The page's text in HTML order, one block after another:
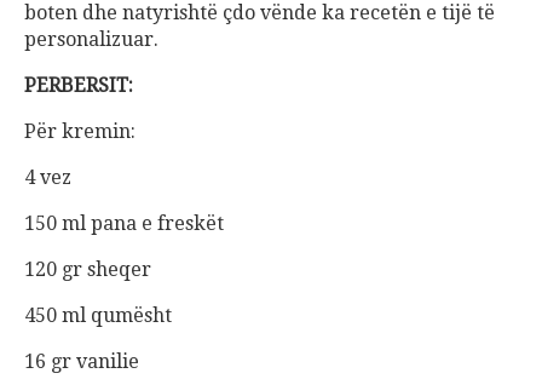
boten dhe natyrishtë çdo vënde ka recetën e tijë të
personalizuar.
PERBERSIT:
Për kremin:
4 vez
150 ml pana e freskët
120 gr sheqer
450 ml qumësht
16 gr vanilie